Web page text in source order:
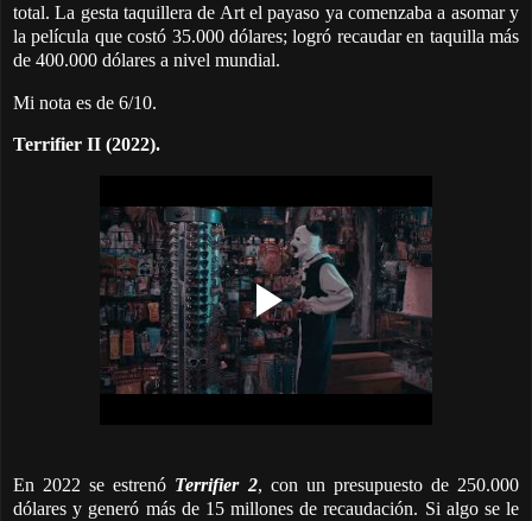
total. La gesta taquillera de Art el payaso ya comenzaba a asomar y
la película que costó 35.000 dólares; logró recaudar en taquilla más
de 400.000 dólares a nivel mundial.
Mi nota es de 6/10.
Terrifier II (2022).
En 2022 se estrenó Terrifier 2, con un presupuesto de 250.000
dólares y generó más de 15 millones de recaudación. Si algo se le